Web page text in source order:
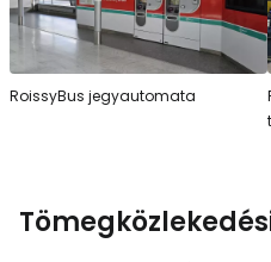
RoissyBus jegyautomata